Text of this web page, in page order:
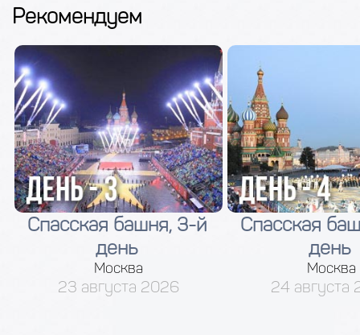
Рекомендуем
Спасская башня, 3-й
день
Москва
23 августа 2026
Спасская
день
Москва
24 августа